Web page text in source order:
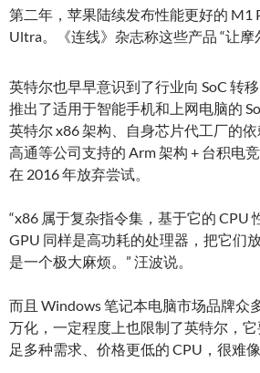
第二年，苹果陆续发布性能更好的 M1
Ultra。《连线》杂志称这些产品 “让摩
英特尔也早早意识到了行业向 SoC 转
推出了适用于智能手机和上网电脑的
英特尔 x86 架构、自身芯片代工厂的依
高通等公司支持的 Arm 架构 + 台积电
在 2016 年放弃尝试。
“x86 属于复杂指令集，基于它的 CPU
GPU 同样是高功耗的处理器，把它们
是一个极大麻烦。” 汪波说。
而且 Windows 笔记本电脑市场品牌众
万化，一定程度上也限制了英特尔，
足多种需求、价格更低的 CPU，很难